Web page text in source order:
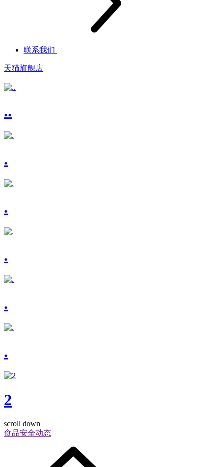
联系我们
天猫旗舰店
..
.
.
.
.
.
2
scroll down
食品安全动态